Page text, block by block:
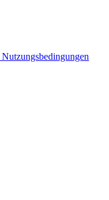
Nutzungsbedingungen